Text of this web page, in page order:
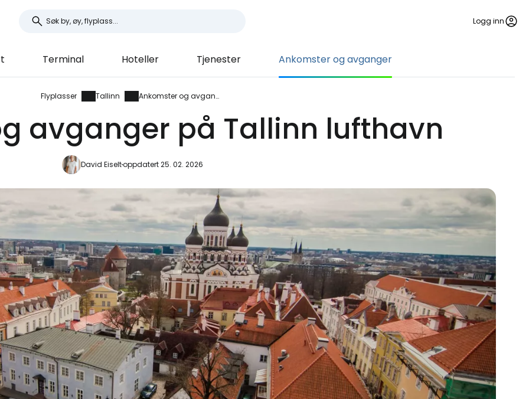
Logg inn
Terminal Hoteller Tjenester Ankomster og avganger
Flyplasser Tallinn Ankomster og avganger
avganger på Tallinn lufthavn
David Eiseltoppdatert 25. 02. 2026